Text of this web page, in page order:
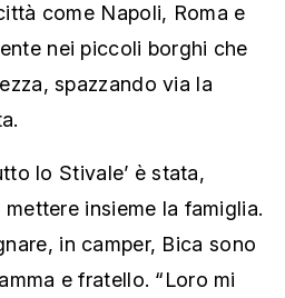
come Napoli, Roma e
nei piccoli borghi che
spazzando via la
lo Stivale’ è stata,
insieme la famiglia.
in camper, Bica sono
e fratello. “Loro mi